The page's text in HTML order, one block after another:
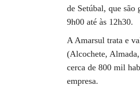
de Setúbal, que são
9h00 até às 12h30.
A Amarsul trata e
(Alcochete,
cerca de 800 mil
empresa.